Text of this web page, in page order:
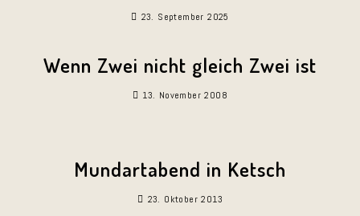
23. September 2025
Wenn Zwei nicht gleich Zwei ist
13. November 2008
Mundartabend in Ketsch
23. Oktober 2013